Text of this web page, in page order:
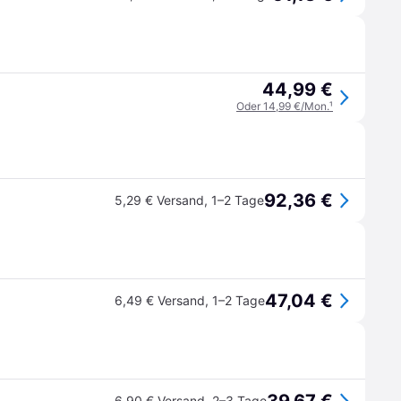
44,99 €
Oder 14,99 €/Mon.¹
5,29 € Versand, 1–2 Tage92,36 €
6,49 € Versand, 1–2 Tage47,04 €